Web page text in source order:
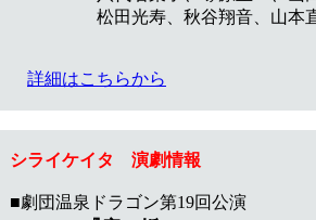
松田光寿、秋谷翔音、山本直
詳細はこちらから
シライケイタ 演劇情報
■劇団温泉ドラゴン第19回公演